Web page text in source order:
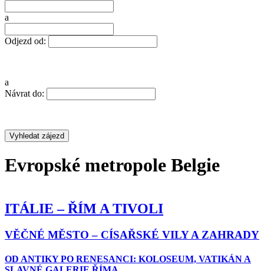
a
Odjezd od:
a
Návrat do:
Evropské metropole Belgie
ITÁLIE – ŘÍM A TIVOLI
VĚČNÉ MĚSTO – CÍSAŘSKÉ VILY A ZAHRADY
OD ANTIKY PO RENESANCI: KOLOSEUM, VATIKÁN A